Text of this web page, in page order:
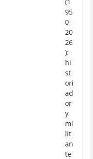
95
0-
20
26
):
hi
st
ori
ad
or
y
mi
lit
an
te